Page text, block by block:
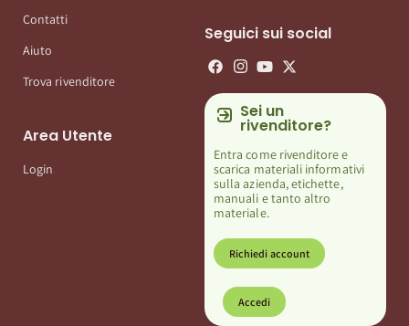
Contatti
Aiuto
Trova rivenditore
Area Utente
Login
Seguici sui social
Sei un
rivenditore?
Entra come rivenditore e
scarica materiali informativi
sulla azienda, etichette,
manuali e tanto altro
materiale.
Richiedi account
Accedi